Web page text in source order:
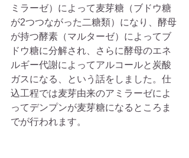
ミラーゼ）によって麦芽糖（ブドウ糖
が2つつながった二糖類）になり、酵母
が持つ酵素（マルターゼ）によってブ
ドウ糖に分解され、さらに酵母のエネ
ルギー代謝によってアルコールと炭酸
ガスになる、という話をしました。仕
込工程では麦芽由来のアミラーゼによ
ってデンプンが麦芽糖になるところま
でが行われます。